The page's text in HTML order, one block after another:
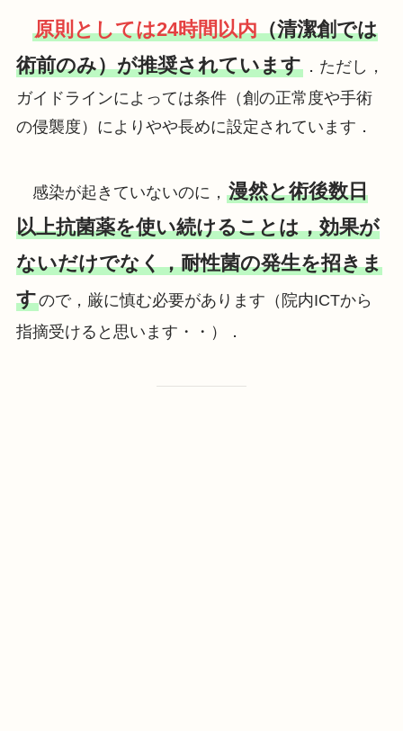
原則としては24時間以内（清潔創では
術前のみ）が推奨されています．ただし，
ガイドラインによっては条件（創の正常度や手術
の侵襲度）によりやや長めに設定されています．
感染が起きていないのに， 漫然と術後数日
以上抗菌薬を使い続けることは，効果が
ないだけでなく，耐性菌の発生を招きま
すので，厳に慎む必要があります（院内ICTから
指摘受けると思います・・）．